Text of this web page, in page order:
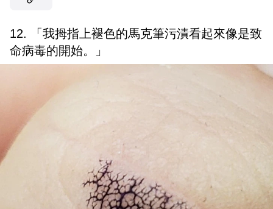
12. 「我拇指上褪色的馬克筆污漬看起來像是致
命病毒的開始。」